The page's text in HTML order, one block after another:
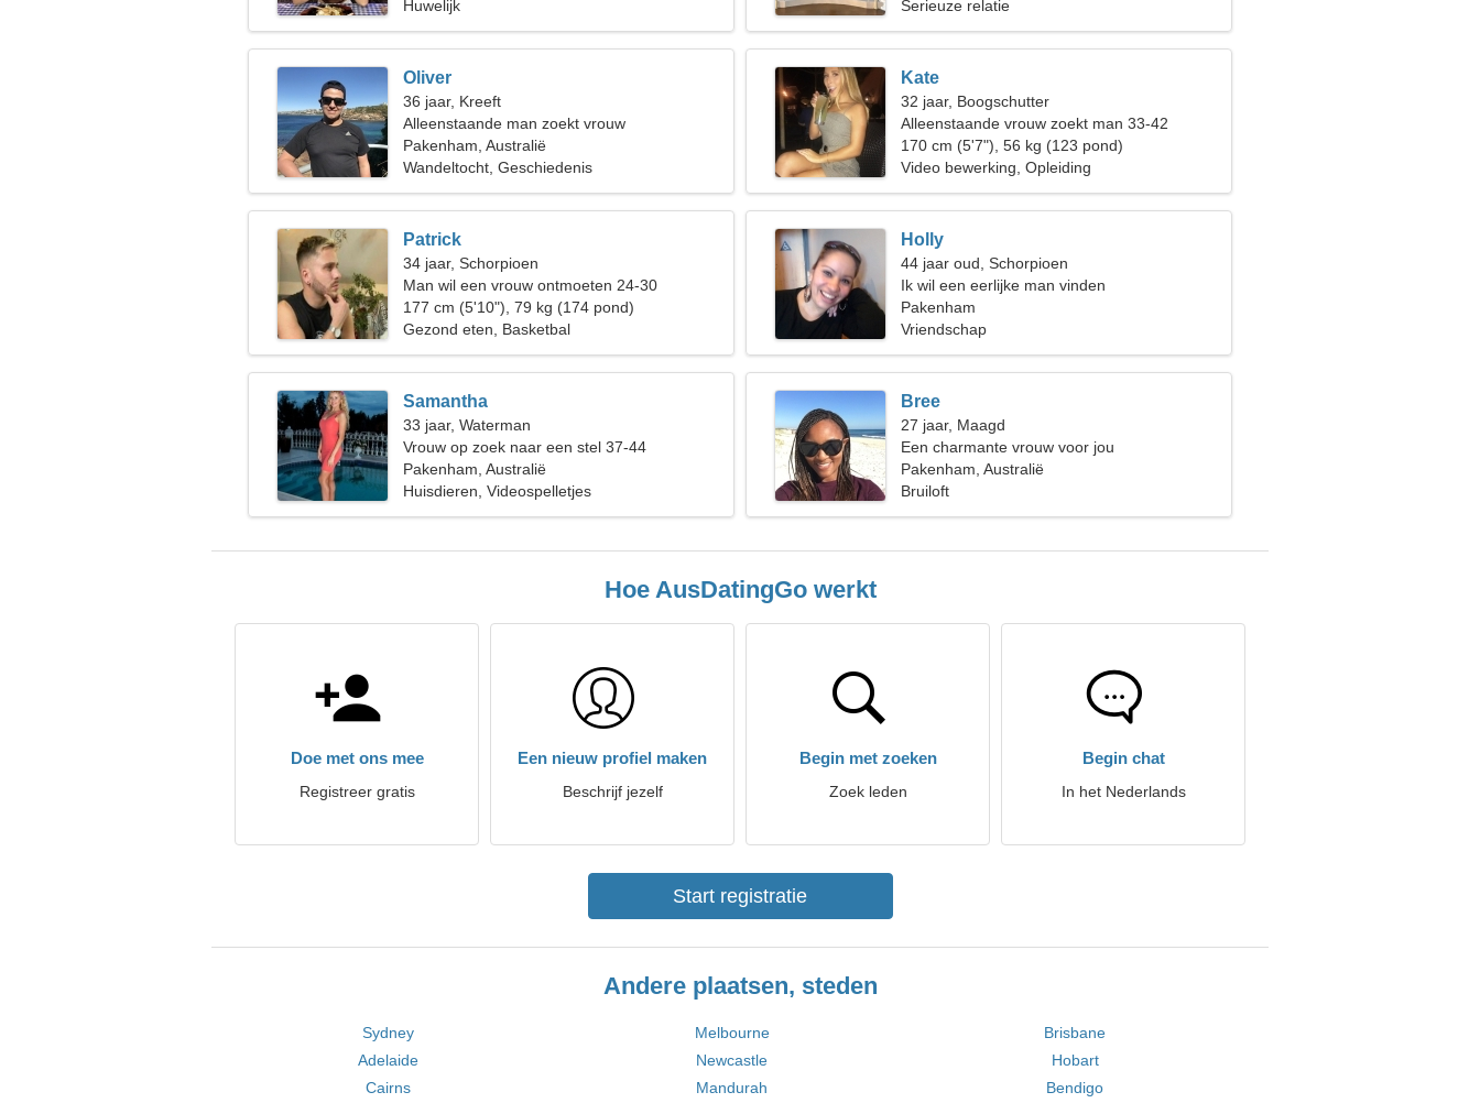
Huwelijk
Serieuze relatie
Oliver
36 jaar, Kreeft
Alleenstaande man zoekt vrouw
Pakenham, Australië
Wandeltocht, Geschiedenis
Kate
32 jaar, Boogschutter
Alleenstaande vrouw zoekt man 33-42
170 cm (5'7"), 56 kg (123 pond)
Video bewerking, Opleiding
Patrick
34 jaar, Schorpioen
Man wil een vrouw ontmoeten 24-30
177 cm (5'10"), 79 kg (174 pond)
Gezond eten, Basketbal
Holly
44 jaar oud, Schorpioen
Ik wil een eerlijke man vinden
Pakenham
Vriendschap
Samantha
33 jaar, Waterman
Vrouw op zoek naar een stel 37-44
Pakenham, Australië
Huisdieren, Videospelletjes
Bree
27 jaar, Maagd
Een charmante vrouw voor jou
Pakenham, Australië
Bruiloft
Hoe AusDatingGo werkt
Doe met ons mee
Registreer gratis
Een nieuw profiel maken
Beschrijf jezelf
Begin met zoeken
Zoek leden
Begin chat
In het Nederlands
Start registratie
Andere plaatsen, steden
Sydney Melbourne
Brisbane
Adelaide
Newcastle
Hobart
Cairns
Mandurah Bendigo